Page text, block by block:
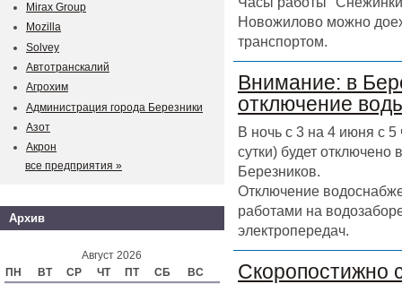
Новожилово можно
транспортом.
Внимание: в
отключение
В ночь с 3 на 4 июня с 5
сутки) будет
Березников.
Отключение
работами на
электропередач.
Скоропостижно
Mirax Group
Mozilla
Solvey
Автотранскалий
Агрохим
Администрация города Березники
Азот
Акрон
все предприятия »
Архив
Август 2026
ПН
ВТ СР ЧТ ПТ СБ
ВС